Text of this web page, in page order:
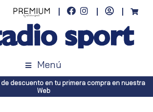
Menú
de descuento en tu primera compra en nuestra
Web